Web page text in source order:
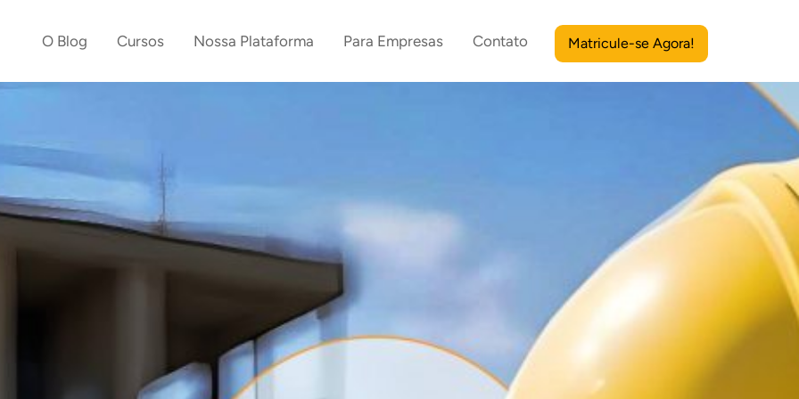
Matricule-se Agora!
O Blog Cursos Nossa Plataforma Para Empresas Contato